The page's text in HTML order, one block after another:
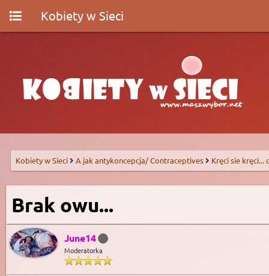
Kobiety w Sieci
Kobiety w Sieci A jak antykoncepcja/ Contraceptives Kręci sie kręci...
Brak owu...
June14
Moderatorka